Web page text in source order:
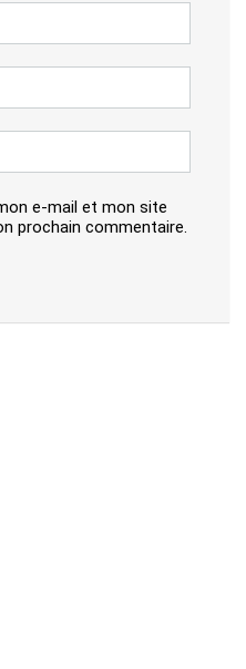
e-mail et mon site
prochain commentaire.